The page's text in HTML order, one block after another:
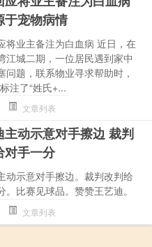
于宠物病情
将业主备注为白血病 近日，在
江城二期，一位居民遇到家中
问题，联系物业寻求帮助时，
注了“姓氏+...
文章列表
主动示意对手擦边 裁判
对手一分
动示意对手擦边。裁判改判给
。比赛见球品。赞赞王艺迪。
文章列表